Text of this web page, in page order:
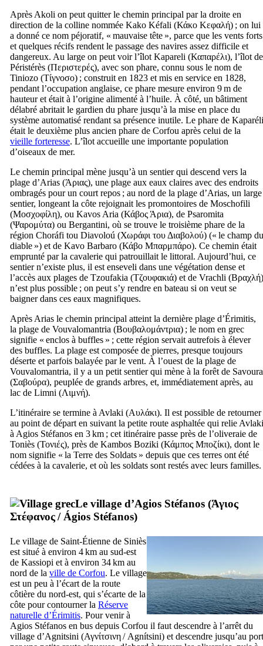
Après Akoli on peut quitter le chemin principal par la droite en
direction de la colline nommée Kako Kéfali (Κάκο Κεφαλή) ; on lui
a donné ce nom péjoratif, « mauvaise tête », parce que les vents forts
et quelques récifs rendent le passage des navires assez difficile et
dangereux. Au large on peut voir l’îlot Kapareli (Καπαρέλι), l’îlot de
Péristérès (Περιστερές), avec son phare, connu sous le nom de
Tiniozo (Τίγνοσο) ; construit en 1823 et mis en service en 1828,
pendant l’occupation anglaise, ce phare mesure environ 9 m de
hauteur et était à l’origine alimenté à l’huile. À côté, un bâtiment
délabré abritait le gardien du phare jusqu’à la mise en place du
système automatisé rendant sa présence inutile. Le phare de Kaparéli
était le deuxième plus ancien phare de Corfou après celui de la
vieille forteresse. L’îlot accueille une importante population
d’oiseaux de mer.
Le chemin principal mène jusqu’à un sentier qui descend vers la
plage d’Arias (Άριας), une plage aux eaux claires avec des endroits
ombragés pour un court repos ; au nord de la plage d’Arias, un large
sentier, longeant la côte rejoignait les promontoires de Moschofili
(Μοσχοφίλη), ou Kavos Aria (Κάβος Άρια), de Psaromita
(Ψαρομύτα) ou Bergantini, où se trouve le troisième phare de la
région Choráfi tou Diavoloú (Χωράφι του Διαβολού) (« le champ du
diable ») et de Kavo Barbaro (Κάβο Μπαρμπάρο). Ce chemin était
emprunté par la cavalerie qui patrouillait le littoral. Aujourd’hui, ce
sentier n’existe plus, il est enseveli dans une végétation dense et
l’accès aux plages de Tzoufakia (Τζουφακιά) et de Vrachli (Βραχλή)
n’est plus possible ; on peut s’y rendre en bateau si on veut se
baigner dans ces eaux magnifiques.
Après Arias le chemin principal atteint la dernière plage d’Érimitis,
la plage de Vouvalomantria (Βουβαλομάντρια) ; le nom en grec
signifie « enclos à buffles » ; cette région servait autrefois à élever
des buffles. La plage est composée de pierres, presque toujours
déserte et parfois balayée par le vent. À l’ouest de la plage de
Vouvalomantria, il y a un petit sentier qui mène à la forêt de Savoura
(Σαβούρα), peuplée de grands arbres, et, immédiatement après, au
lac de Limni (Λιμνή).
L’itinéraire se termine à Avlaki (Αυλάκι). Il est possible de retourner
au point de départ en suivant la petite route asphaltée qui relie Avlaki
à Agios Stéfanos en 3 km ; cet itinéraire passe près de l’oliveraie de
Toniès (Τονιές), près de Kambos Boziki (Κάμπος Μποζίκι), dont le
nom signifie « la Terre des Soldats » depuis que ces terres ont été
cédées à la cavalerie, et où les soldats sont restés avec leurs familles.
Le village d’Agios Stéfanos (Άγιος
Στέφανος/ Ágios Stéfanos)
Le village de Saint-Étienne de Siniès
est situé à environ 4 km au sud-est
de Kassiopi et à environ 34 km au
nord de la ville de Corfou. Le village
est un peu à l’écart de la route
côtière du nord-est, qui s’écarte de la
côte pour contourner la Réserve
naturelle d’Érimitis. Pour venir à
Agios Stéfanos en bus depuis Corfou il faut descendre à l’arrêt du
village d’Agnitsini (Αγνίτσινη/ Agnítsini) et descendre jusqu’au port